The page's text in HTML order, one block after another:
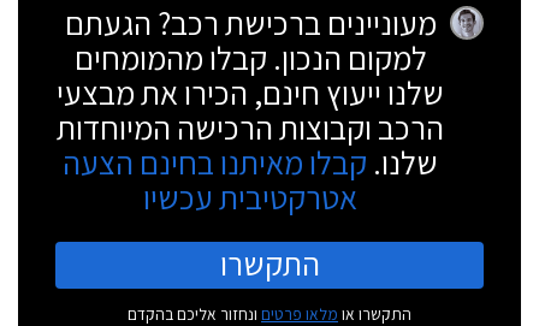
מעוניינים ברכישת רכב? הגעתם
למקום הנכון. קבלו מהמומחים
שלנו ייעוץ חינם, הכירו את מבצעי
הרכב וקבוצות הרכישה המיוחדות
שלנו. קבלו מאיתנו בחינם הצעה
אטרקטיבית עכשיו
התקשרו
התקשרו או מלאו פרטים ונחזור אליכם בהקדם